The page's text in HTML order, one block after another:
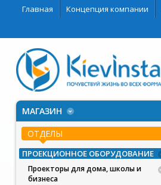
Главная Концепция компании
МАГАЗИН
ОТДЕЛЫ
ПРОЕКЦИОННОЕ ОБОРУДОВАНИЕ
Проекторы для дома, школы и
бизнеса